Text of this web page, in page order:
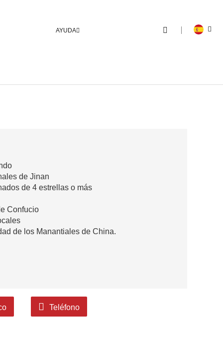
AYUDA
de Jinan
de 4 estrellas o más
Confucio
de los Manantiales de China.
Teléfono